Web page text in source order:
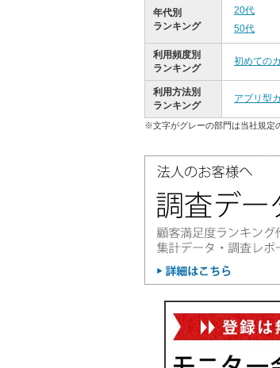
年代別
ランキング
20代
50代
利用頻度別
ランキング
初めての
利用方法別
ランキング
アプリ型
※文字がグレーの部門は当社規定